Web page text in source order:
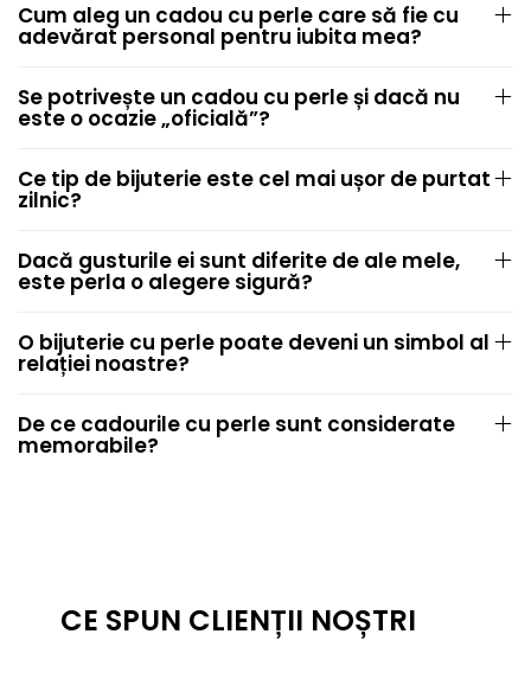
Cum aleg un cadou cu perle care să fie cu
adevărat personal pentru iubita mea?
Se potrivește un cadou cu perle și dacă nu
este o ocazie „oficială”?
Ce tip de bijuterie este cel mai ușor de purtat
zilnic?
Dacă gusturile ei sunt diferite de ale mele,
este perla o alegere sigură?
O bijuterie cu perle poate deveni un simbol al
relației noastre?
De ce cadourile cu perle sunt considerate
memorabile?
CE SPUN CLIENȚII NOȘTRI